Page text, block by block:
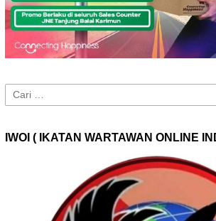
Cari
untuk:
IWOI ( IKATAN WARTAWAN ONLINE